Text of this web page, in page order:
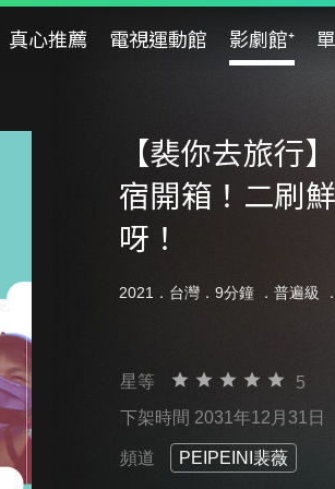
真心推薦 電視運動館 影劇館⁺
【裴你去旅行
宿開箱！二刷
呀！
2021．台灣．9分鐘 ． 普遍級
星等
5
下架時間 2031年12月31日
頻道 PEIPEINI裴薇